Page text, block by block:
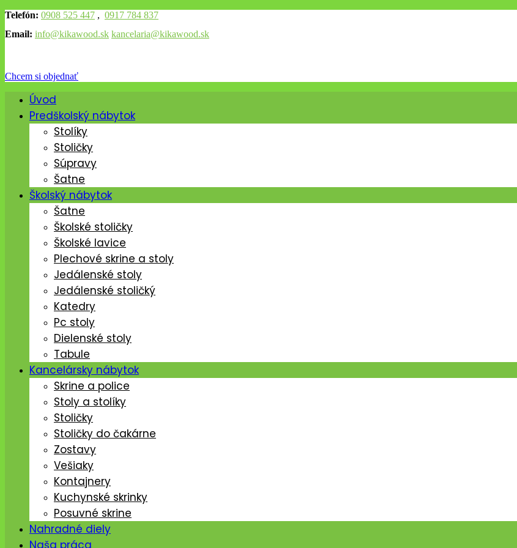
Telefón: 0908 525 447 , 0917 784 837
Email: info@kikawood.sk kancelaria@kikawood.sk
Chcem si objednať
Úvod
Predškolský nábytok
Stolíky
Stoličky
Súpravy
Šatne
Školský nábytok
Šatne
Školské stoličky
Školské lavice
Plechové skrine a stoly
Jedálenské stoly
Jedálenské stoličký
Katedry
Pc stoly
Dielenské stoly
Tabule
Kancelársky nábytok
Skrine a police
Stoly a stolíky
Stoličky
Stoličky do čakárne
Zostavy
Vešiaky
Kontajnery
Kuchynské skrinky
Posuvné skrine
Nahradné diely
Naša práca